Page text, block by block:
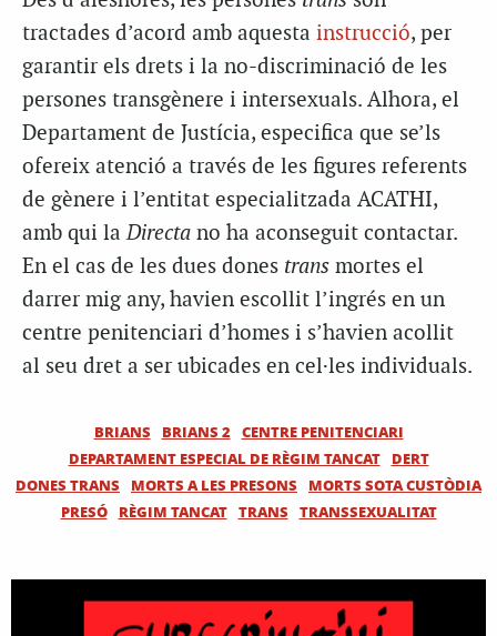
tractades d’acord amb aquesta instrucció, per
garantir els drets i la no-discriminació de les
persones transgènere i intersexuals. Alhora, el
Departament de Justícia, especifica que se’ls
ofereix atenció a través de les figures referents
de gènere i l’entitat especialitzada ACATHI,
amb qui laDirecta no ha aconseguit contactar.
En el cas de les dues dones trans mortes el
darrer mig any, havien escollit l’ingrés en un
centre penitenciari d’homes i s’havien acollit
al seu dret a ser ubicades en cel·les individuals.
BRIANS BRIANS 2 CENTRE PENITENCIARI
DEPARTAMENT ESPECIAL DE RÈGIM TANCAT
DERT
DONES TRANS
MORTS A LES PRESONS
MORTS SOTA CUSTÒDIA
PRESÓ
RÈGIM TANCAT TRANS TRANSSEXUALITAT